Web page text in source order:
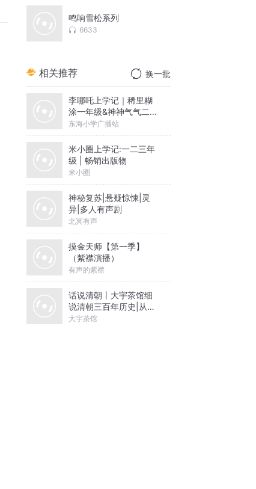
鸣响雪松系列
6633
相关推荐 换一批
李哪吒上学记｜稀里糊
涂一年级&神神气气二年
级
东海小学广播站
米小圈上学记:一二三年
级 | 畅销出版物
米小圈
神秘复苏|悬疑惊悚|灵
异|多人有声剧
北冥有声
摸金天师【第一季】
（紫襟演播）
有声的紫襟
话说清朝丨大宇茶馆细
说清朝三百年历史|从努
尔哈赤到末代皇帝溥仪|
大宇茶馆